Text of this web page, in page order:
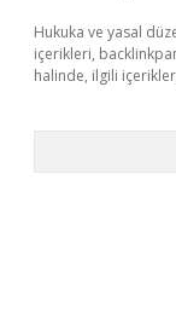
Hukuka ve yasal
içerikleri,
halinde, ilgili